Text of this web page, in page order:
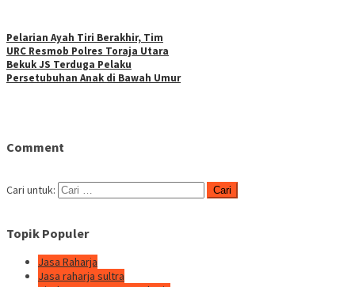
Pelarian Ayah Tiri Berakhir, Tim
URC Resmob Polres Toraja Utara
Bekuk JS Terduga Pelaku
Persetubuhan Anak di Bawah Umur
Comment
Cari untuk:
Topik Populer
Jasa Raharja
Jasa raharja sultra